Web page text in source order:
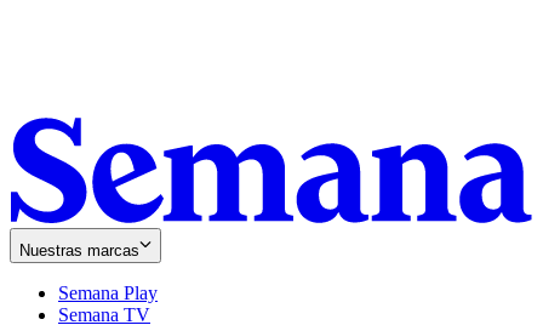
Nuestras marcas
Semana Play
Semana TV